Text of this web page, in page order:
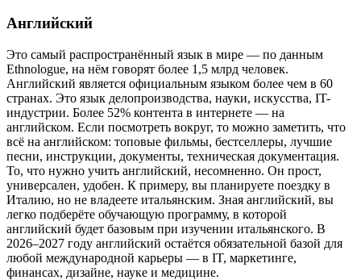
Английский
Это самый распространённый язык в мире — по данным
Ethnologue, на нём говорят более 1,5 млрд человек.
Английский является официальным языком более чем в 60
странах. Это язык делопроизводства, науки, искусства, IT-
индустрии. Более 52% контента в интернете — на
английском. Если посмотреть вокруг, то можно заметить, что
всё на английском: топовые фильмы, бестселлеры, лучшие
песни, инструкции, документы, техническая документация.
То, что нужно учить английский, несомненно. Он прост,
универсален, удобен. К примеру, вы планируете поездку в
Италию, но не владеете итальянским. Зная английский, вы
легко подберёте обучающую программу, в которой
английский будет базовым при изучении итальянского. В
2026–2027 году английский остаётся обязательной базой для
любой международной карьеры — в IT, маркетинге,
финансах, дизайне, науке и медицине.